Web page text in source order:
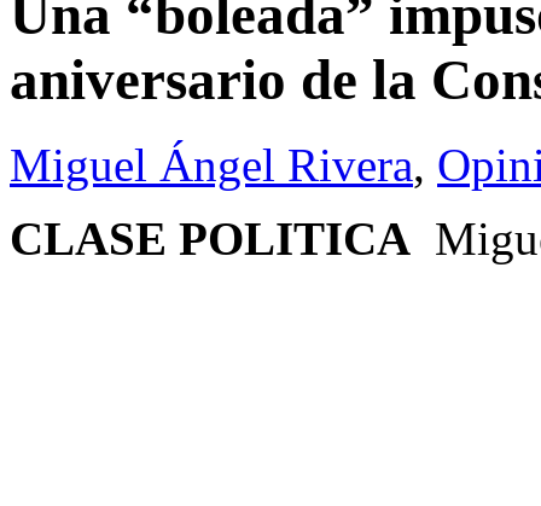
Una “boleada”
aniversario de la
Miguel Ángel Rivera,
CLASE POLITICA